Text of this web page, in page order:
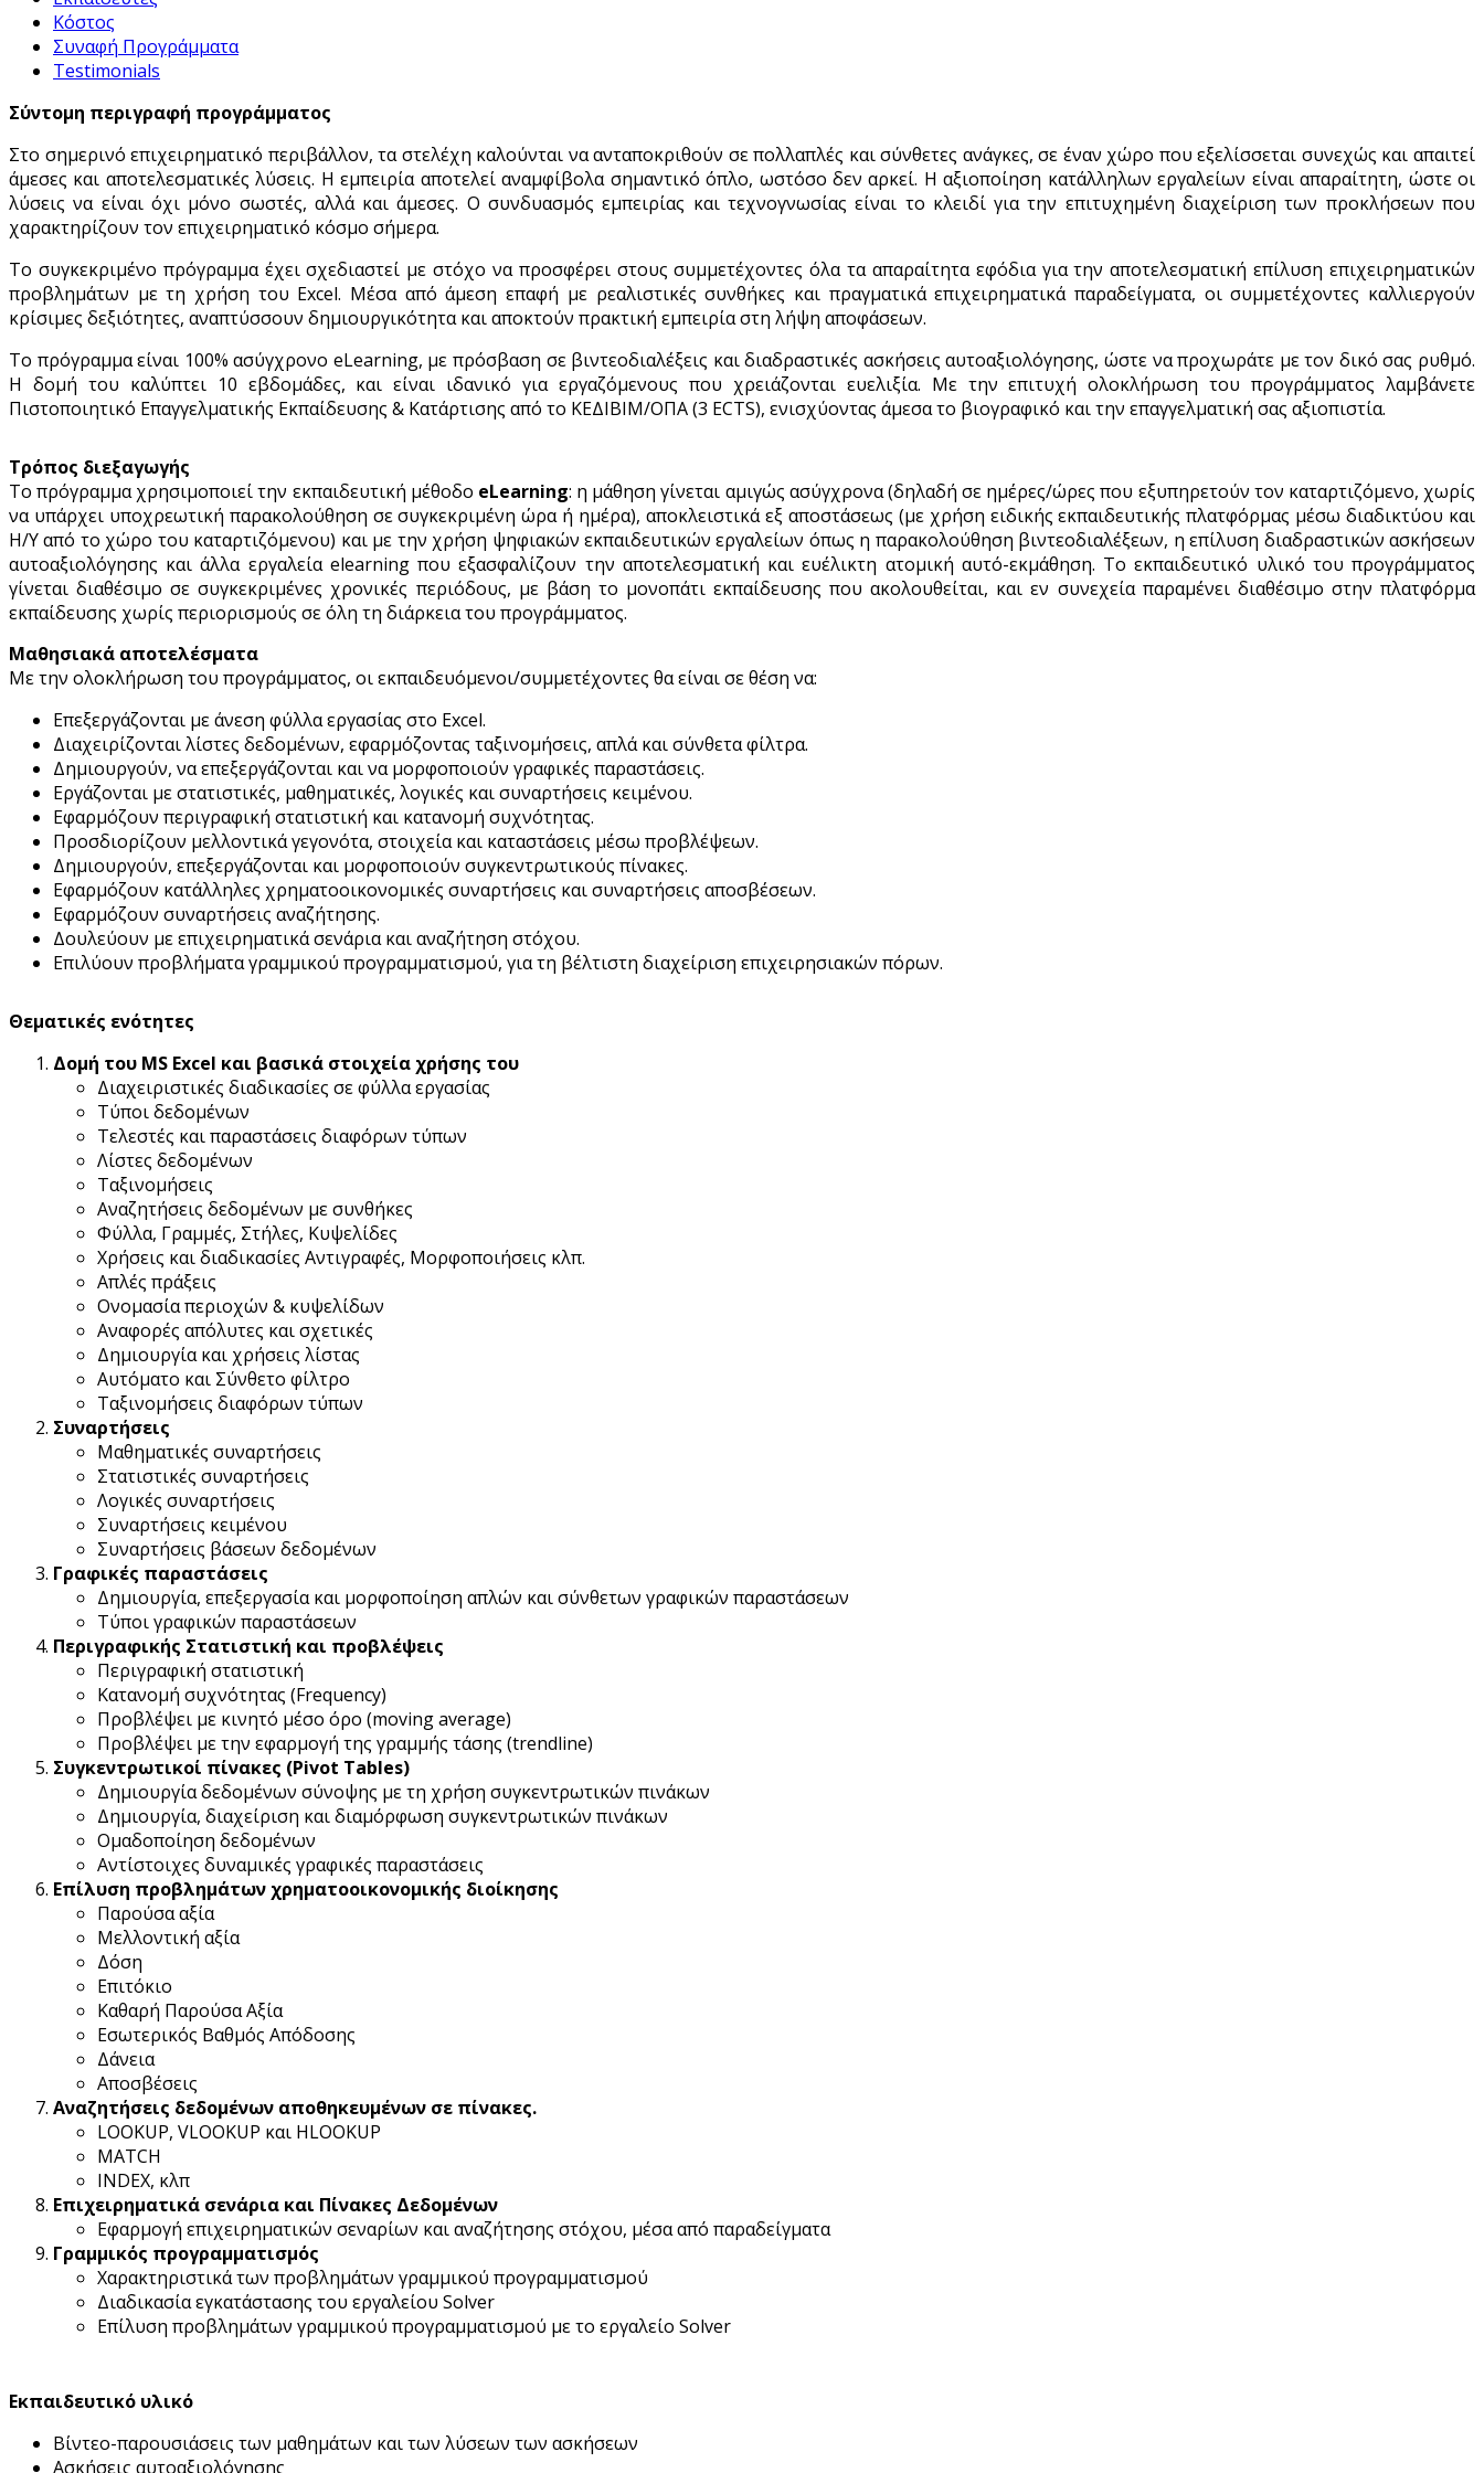
Κόστος
Συναφή Προγράμματα
Testimonials
Σύντομη περιγραφή προγράμματος
Στο σημερινό επιχειρηματικό περιβάλλον, τα στελέχη καλούνται να ανταποκριθούν σε πολλαπλές και σύνθετες ανάγκες, σε έναν χώρο που εξελίσσεται συνεχώς και απαιτεί
άμεσες και αποτελεσματικές λύσεις. Η εμπειρία αποτελεί αναμφίβολα σημαντικό όπλο, ωστόσο δεν αρκεί. Η αξιοποίηση κατάλληλων εργαλείων είναι απαραίτητη, ώστε οι
λύσεις να είναι όχι μόνο σωστές, αλλά και άμεσες. Ο συνδυασμός εμπειρίας και τεχνογνωσίας είναι το κλειδί για την επιτυχημένη διαχείριση των προκλήσεων που
χαρακτηρίζουν τον επιχειρηματικό κόσμο σήμερα.
Το συγκεκριμένο πρόγραμμα έχει σχεδιαστεί με στόχο να προσφέρει στους συμμετέχοντες όλα τα απαραίτητα εφόδια για την αποτελεσματική επίλυση επιχειρηματικών
προβλημάτων με τη χρήση του Excel. Μέσα από άμεση επαφή με ρεαλιστικές συνθήκες και πραγματικά επιχειρηματικά παραδείγματα, οι συμμετέχοντες καλλιεργούν
κρίσιμες δεξιότητες, αναπτύσσουν δημιουργικότητα και αποκτούν πρακτική εμπειρία στη λήψη αποφάσεων.
Το πρόγραμμα είναι 100% ασύγχρονο eLearning, με πρόσβαση σε βιντεοδιαλέξεις και διαδραστικές ασκήσεις αυτοαξιολόγησης, ώστε να προχωράτε με τον δικό σας ρυθμό.
Η δομή του καλύπτει 10 εβδομάδες, και είναι ιδανικό για εργαζόμενους που χρειάζονται ευελιξία. Με την επιτυχή ολοκλήρωση του προγράμματος λαμβάνετε
Πιστοποιητικό Επαγγελματικής Εκπαίδευσης & Κατάρτισης από το ΚΕΔΙΒΙΜ/ΟΠΑ (3 ECTS), ενισχύοντας άμεσα το βιογραφικό και την επαγγελματική σας αξιοπιστία.
Τρόπος διεξαγωγής
Το πρόγραμμα χρησιμοποιεί την εκπαιδευτική μέθοδο eLearning: η μάθηση γίνεται αμιγώς ασύγχρονα (δηλαδή σε ημέρες/ώρες που εξυπηρετούν τον καταρτιζόμενο, χωρίς
να υπάρχει υποχρεωτική παρακολούθηση σε συγκεκριμένη ώρα ή ημέρα), αποκλειστικά εξ αποστάσεως (με χρήση ειδικής εκπαιδευτικής πλατφόρμας μέσω διαδικτύου και
Η/Υ από το χώρο του καταρτιζόμενου) και με την χρήση ψηφιακών εκπαιδευτικών εργαλείων όπως η παρακολούθηση βιντεοδιαλέξεων, η επίλυση διαδραστικών ασκήσεων
αυτοαξιολόγησης και άλλα εργαλεία elearning που εξασφαλίζουν την αποτελεσματική και ευέλικτη ατομική αυτό-εκμάθηση. Το εκπαιδευτικό υλικό του προγράμματος
γίνεται διαθέσιμο σε συγκεκριμένες χρονικές περιόδους, με βάση το μονοπάτι εκπαίδευσης που ακολουθείται, και εν συνεχεία παραμένει διαθέσιμο στην πλατφόρμα
εκπαίδευσης χωρίς περιορισμούς σε όλη τη διάρκεια του προγράμματος.
Μαθησιακά αποτελέσματα
Με την ολοκλήρωση του προγράμματος, οι εκπαιδευόμενοι/συμμετέχοντες θα είναι σε θέση να:
Επεξεργάζονται με άνεση φύλλα εργασίας στο Excel.
Διαχειρίζονται λίστες δεδομένων, εφαρμόζοντας ταξινομήσεις, απλά και σύνθετα φίλτρα.
Δημιουργούν, να επεξεργάζονται και να μορφοποιούν γραφικές παραστάσεις.
Εργάζονται με στατιστικές, μαθηματικές, λογικές και συναρτήσεις κειμένου.
Εφαρμόζουν περιγραφική στατιστική και κατανομή συχνότητας.
Προσδιορίζουν μελλοντικά γεγονότα, στοιχεία και καταστάσεις μέσω προβλέψεων.
Δημιουργούν, επεξεργάζονται και μορφοποιούν συγκεντρωτικούς πίνακες.
Εφαρμόζουν κατάλληλες χρηματοοικονομικές συναρτήσεις και συναρτήσεις αποσβέσεων.
Εφαρμόζουν συναρτήσεις αναζήτησης.
Δουλεύουν με επιχειρηματικά σενάρια και αναζήτηση στόχου.
Επιλύουν προβλήματα γραμμικού προγραμματισμού, για τη βέλτιστη διαχείριση επιχειρησιακών πόρων.
Θεματικές ενότητες
Δομή του MS Excel και βασικά στοιχεία χρήσης του
Διαχειριστικές διαδικασίες σε φύλλα εργασίας
Τύποι δεδομένων
Τελεστές και παραστάσεις διαφόρων τύπων
Λίστες δεδομένων
Ταξινομήσεις
Αναζητήσεις δεδομένων με συνθήκες
Φύλλα, Γραμμές, Στήλες, Κυψελίδες
Χρήσεις και διαδικασίες Αντιγραφές, Μορφοποιήσεις κλπ.
Απλές πράξεις
Ονομασία περιοχών & κυψελίδων
Αναφορές απόλυτες και σχετικές
Δημιουργία και χρήσεις λίστας
Αυτόματο και Σύνθετο φίλτρο
Ταξινομήσεις διαφόρων τύπων
Συναρτήσεις
Μαθηματικές συναρτήσεις
Στατιστικές συναρτήσεις
Λογικές συναρτήσεις
Συναρτήσεις κειμένου
Συναρτήσεις βάσεων δεδομένων
Γραφικές παραστάσεις
Δημιουργία, επεξεργασία και μορφοποίηση απλών και σύνθετων γραφικών παραστάσεων
Τύποι γραφικών παραστάσεων
Περιγραφικής Στατιστική και προβλέψεις
Περιγραφική στατιστική
Κατανομή συχνότητας (Frequency)
Προβλέψει με κινητό μέσο όρο (moving average)
Προβλέψει με την εφαρμογή της γραμμής τάσης (trendline)
Συγκεντρωτικοί πίνακες (Pivot Tables)
Δημιουργία δεδομένων σύνοψης με τη χρήση συγκεντρωτικών πινάκων
Δημιουργία, διαχείριση και διαμόρφωση συγκεντρωτικών πινάκων
Ομαδοποίηση δεδομένων
Αντίστοιχες δυναμικές γραφικές παραστάσεις
Επίλυση προβλημάτων χρηματοοικονομικής διοίκησης
Παρούσα αξία
Μελλοντική αξία
Δόση
Επιτόκιο
Καθαρή Παρούσα Αξία
Εσωτερικός Βαθμός Απόδοσης
Δάνεια
Αποσβέσεις
Αναζητήσεις δεδομένων αποθηκευμένων σε πίνακες.
LOOKUP, VLOOKUP και HLOOKUP
MATCH
INDEX, κλπ
Επιχειρηματικά σενάρια και Πίνακες Δεδομένων
Εφαρμογή επιχειρηματικών σεναρίων και αναζήτησης στόχου, μέσα από παραδείγματα
Γραμμικός προγραμματισμός
Χαρακτηριστικά των προβλημάτων γραμμικού προγραμματισμού
Διαδικασία εγκατάστασης του εργαλείου Solver
Επίλυση προβλημάτων γραμμικού προγραμματισμού με το εργαλείο Solver
Εκπαιδευτικό υλικό
Βίντεο-παρουσιάσεις των μαθημάτων και των λύσεων των ασκήσεων
Ασκήσεις αυτοαξιολόγησης